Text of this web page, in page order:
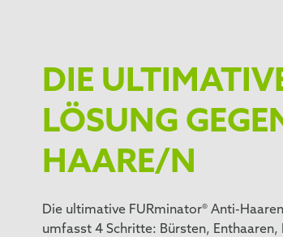
DIE
LÖSUNG
HAARE/N
Die ultimative FURminator® Anti-
umfasst 4 Schritte: Bürsten, Enthaaren,